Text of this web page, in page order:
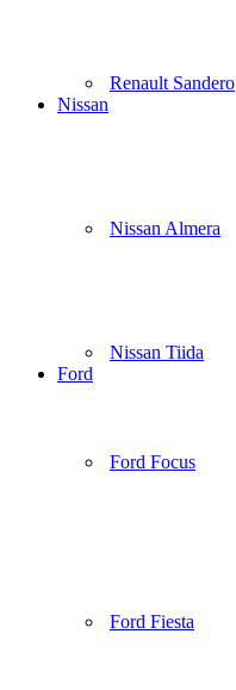
Renault Sandero
Nissan
Nissan Almera
Nissan Tiida
Ford
Ford Focus
Ford Fiesta